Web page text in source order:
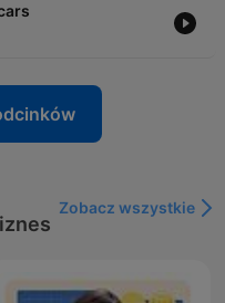
Zobacz wszystkie